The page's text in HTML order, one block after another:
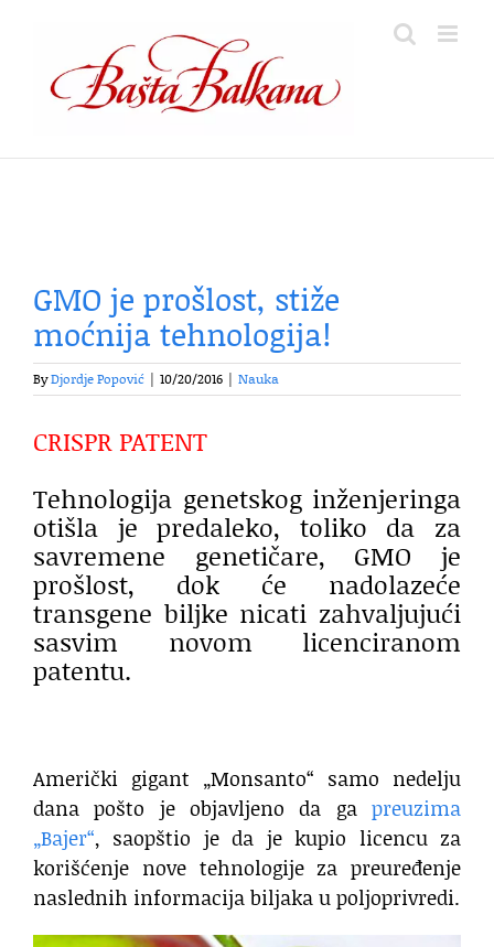
content
GMO je prošlost, stiže
moćnija tehnologija!
ByDjordje Popović 10/20/2016 Nauka
CRISPR PATENT
Tehnologija genetskog inženjeringa
otišla je predaleko, toliko da za
savremene genetičare, GMO je
prošlost, dok će nadolazeće
transgene biljke nicati zahvaljujući
sasvim novom licenciranom
patentu.
Američki gigant „Monsanto“ samo nedelju
dana pošto je objavljeno da ga preuzima
„Bajer“, saopštio je da je kupio licencu za
korišćenje nove tehnologije za preuređenje
naslednih informacija biljaka u poljoprivredi.